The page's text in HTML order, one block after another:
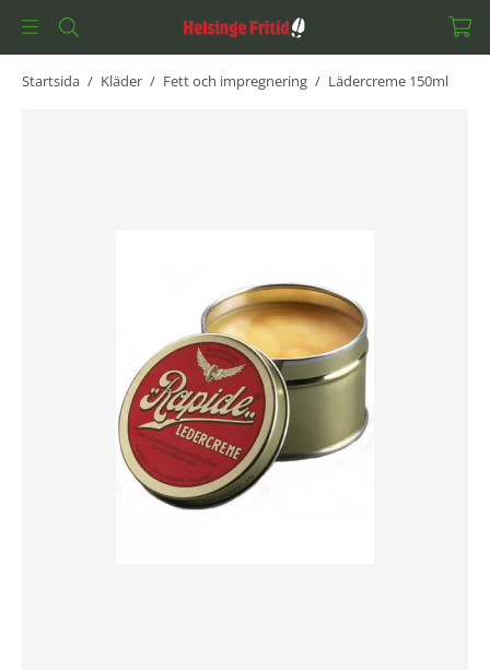
Startsida / Kläder / Fett och impregnering / Lädercreme 150ml